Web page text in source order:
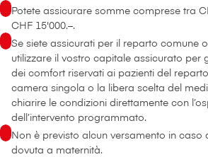
Potete assicurare somme comprese tra
CHF 15'000.–.
Se siete assicurati per il reparto comune
utilizzare il vostro capitale assicurato per
dei comfort riservati ai pazienti del
camera singola o la libera scelta del
chiarire le condizioni direttamente con
dell’intervento programmato.
Non è previsto alcun versamento in caso
dovuta a maternità.